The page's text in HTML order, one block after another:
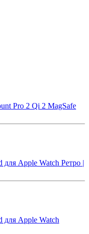
Pro 2 Qi 2 MagSafe
для Apple Watch Ретро |
для Apple Watch